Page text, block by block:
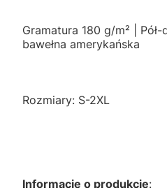
Gramatura 180 g/m² |
bawełna amerykańska
Rozmiary: S-2XL
Informacje o produkcie: